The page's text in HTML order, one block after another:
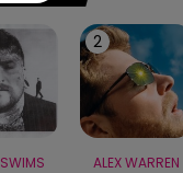
2
ALEX WARREN